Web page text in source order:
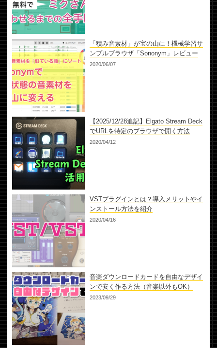
「積み音素材」が宝の山に！機械学習サ
ンプルブラウザ「Sononym」レビュー
2020/06/07
【2025/12/28追記】Elgato Stream Deck
でURLを特定のブラウザで開く方法
2020/04/12
VSTプラグインとは？導入メリットやイ
ンストール方法を紹介
2020/04/16
音楽ダウンロードカードを自由なデザイ
ンで安く作る方法（音楽以外もOK）
2023/09/29